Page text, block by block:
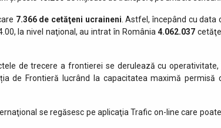
7.366 de cetăţeni ucraineni . Astfel, începând cu data
la nivel naţional, au intrat în România4.062.037
de trecere a frontierei se derulează cu operativitate,
de Frontieră lucrând la capacitatea maximă permisă
se regăsesc pe aplicaţia Trafic on-line care